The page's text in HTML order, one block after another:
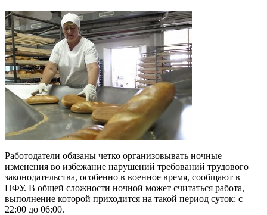
Работодатели обязаны четко организовывать ночные
изменения во избежание нарушений требований трудового
законодательства, особенно в военное время, сообщают в
ПФУ. В общей сложности ночной может считаться работа,
выполнение которой приходится на такой период суток: с
22:00 до 06:00.